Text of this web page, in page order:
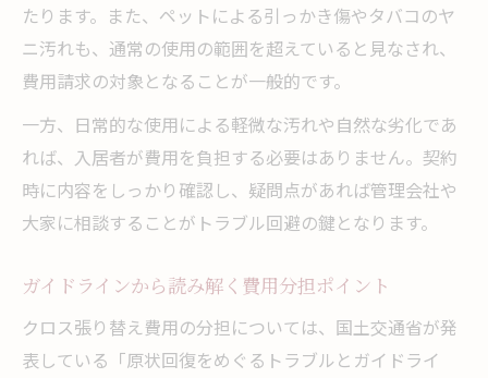
たります。また、ペットによる引っかき傷やタバコのヤ
ニ汚れも、通常の使用の範囲を超えていると見なされ、
費用請求の対象となることが一般的です。
一方、日常的な使用による軽微な汚れや自然な劣化であ
れば、入居者が費用を負担する必要はありません。契約
時に内容をしっかり確認し、疑問点があれば管理会社や
大家に相談することがトラブル回避の鍵となります。
ガイドラインから読み解く費用分担ポイント
クロス張り替え費用の分担については、国土交通省が発
表している「原状回復をめぐるトラブルとガイドライ